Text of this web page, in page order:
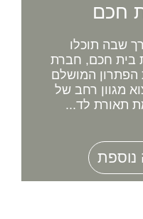
חכם
שבה תוכלו
בית חכם, חברת
הפתרון המושלם
מגוון רחב של
תאורת לד...
נוספת